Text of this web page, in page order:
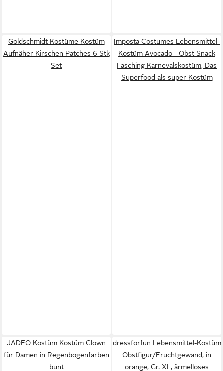
Goldschmidt Kostüme Kostüm
Aufnäher Kirschen Patches 6 Stk
Set
Imposta Costumes Lebensmittel-
Kostüm Avocado - Obst Snack
Fasching Karnevalskostüm, Das
Superfood als super Kostüm
JADEO Kostüm Kostüm Clown
für Damen in Regenbogenfarben
bunt
dressforfun Lebensmittel-Kostüm
Obstfigur/Fruchtgewand, in
orange, Gr. XL, ärmelloses